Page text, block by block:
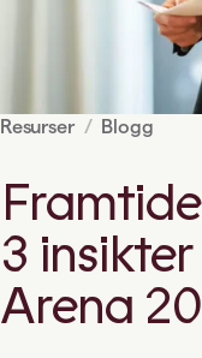
Resurser Blogg
3
Arena